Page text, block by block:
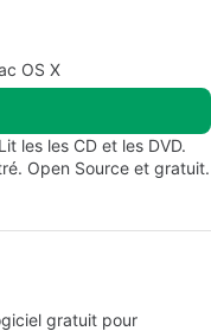
OS X
les les CD et les DVD.
Open Source et gratuit.
gratuit pour